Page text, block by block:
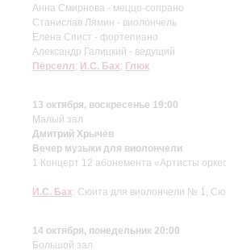
Анна Смирнова - меццо-сопрано
Станислав Лямин - виолончель
Елена Спист - фортепиано
Александр Галицкий - ведущий
Пёрселл; И.С. Бах; Глюк
13 октября, воскресенье 19:00
Малый зал
Дмитрий Хрычёв
Вечер музыки для виолончели
1 Концерт 12 абонемента «Артисты
И.С. Бах: Сюита для виолончели № 1,
14 октября, понедельник 20:00
Большой зал